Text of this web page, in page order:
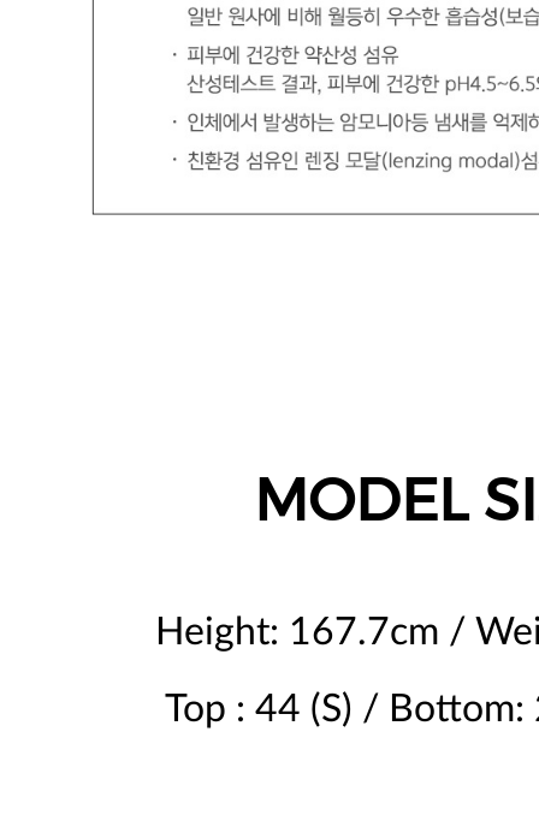
MODEL
Height: 167.7cm /
Top : 44 (S) / Bottom: